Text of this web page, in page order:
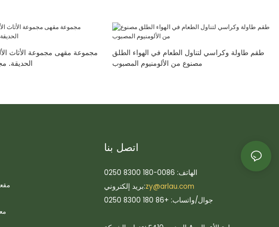
مجموعة مقهى مجموعة الأثاث
الحديقة.
طقم طاولة وكراسي لتناول الطعام في الهواء الطلق
مصنوع من الألومنيوم المصبوب
اتصل بنا
الهاتف: 0086-180 8300 0250
بريد إلكتروني:zy@arlau.com
جوال/واتساب: +86 180 8300 0250